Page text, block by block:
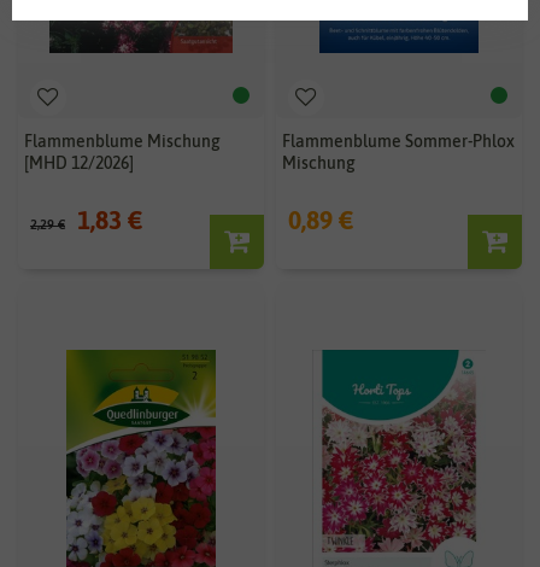
Flammenblume Mischung
[MHD 12/2026]
2,29 € 1,83 €
Flammenblume Sommer-Phlox
Mischung
0,89 €